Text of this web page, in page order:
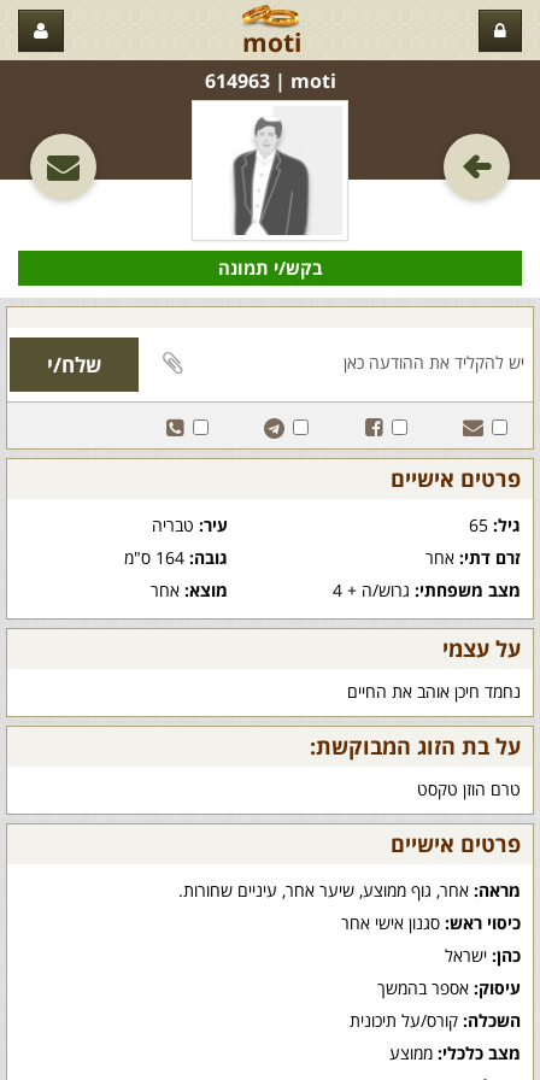
moti
moti‏ | 614963
בקש/י תמונה
פרטים אישיים
גיל: עיר:טבריה
זרם דתי: אחר גובה:164 ס"מ
מצב משפחתי: גרוש/ה + 4 מוצא:אחר
על עצמי
נחמד חיכן אוהב את החיים
על בת הזוג המבוקשת:
טרם הוזן טקסט
פרטים אישיים
מראה: אחר, גוף ממוצע, שיער אחר, עיניים שחורות.
כיסוי ראש: סגנון אישי אחר
כהן: ישראל
עיסוק: אספר בהמשך
השכלה: קורס/על תיכונית
מצב כלכלי: ממוצע